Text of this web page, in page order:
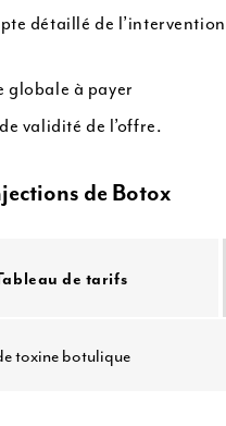
détaillé de
globale à payer
validité de l’offre.
de Botox
de tarifs
toxine botulique